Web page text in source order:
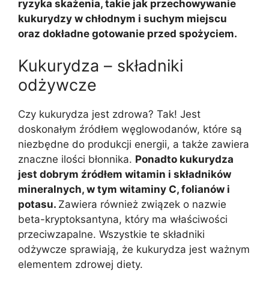
ryzyka skażenia, takie jak przechowywanie
kukurydzy w chłodnym i suchym miejscu
oraz dokładne gotowanie przed spożyciem.
Kukurydza – składniki
odżywcze
Czy kukurydza jest zdrowa? Tak! Jest
doskonałym źródłem węglowodanów, które są
niezbędne do produkcji energii, a także zawiera
znaczne ilości błonnika. Ponadto kukurydza
jest dobrym źródłem witamin i składników
mineralnych, w tym witaminy C, folianów i
potasu. Zawiera również związek o nazwie
beta-kryptoksantyna, który ma właściwości
przeciwzapalne. Wszystkie te składniki
odżywcze sprawiają, że kukurydza jest ważnym
elementem zdrowej diety.